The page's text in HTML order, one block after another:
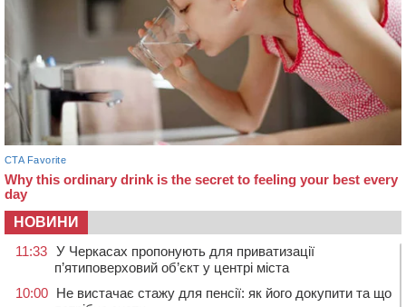
НОВИНИ
11:33 У Черкасах пропонують для приватизації
п’ятиповерховий об’єкт у центрі міста
10:00 Не вистачає стажу для пенсії: як його докупити та що